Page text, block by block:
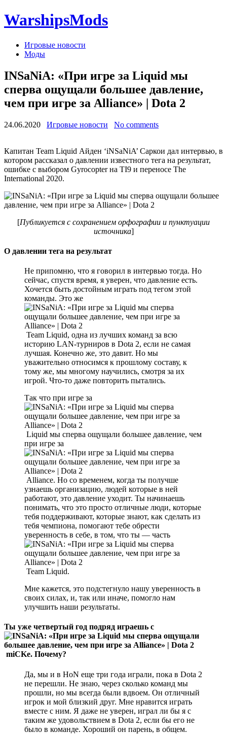
WarshipsMods
Игровые новости
Моды
INSaNiA: «При игре за Liquid мы
сперва ощущали большее давление,
чем при игре за Alliance» | Dota 2
24.06.2020 Игровые новости No comments
Капитан Team Liquid Айден ‘iNSaNiA’ Саркои дал интервью, в
котором рассказал о давлении известного тега на результат,
ошибке с выбором Gyrocopter на TI9 и переносе The
International 2020.
[Публикуется с сохранением орфографии и пунктуации
источника]
О давлении тега на результат
Не припомню, что я говорил в интервью тогда. Но
сейчас, спустя время, я уверен, что давление есть.
Хочется быть достойным играть под тегом этой
команды. Это же
Team Liquid, одна из лучших команд за всю
историю LAN-турниров в Dota 2, если не самая
лучшая. Конечно же, это давит. Но мы
уважительно относимся к прошлому составу, к
тому же, мы многому научились, смотря за их
игрой. Что-то даже повторить пытались.
Так что при игре за
Liquid мы сперва ощущали большее давление, чем
при игре за
Alliance. Но со временем, когда ты получше
узнаешь организацию, людей которые в ней
работают, это давление уходит. Ты начинаешь
понимать, что это просто отличные люди, которые
тебя поддерживают, которые знают, как сделать из
тебя чемпиона, помогают тебе обрести
уверенность в себе, в том, что ты — часть
Team Liquid.
Мне кажется, это подстегнуло нашу уверенность в
своих силах, и, так или иначе, помогло нам
улучшить наши результаты.
Ты уже четвертый год подряд играешь с
miCKe. Почему?
Да, мы и в HoN еще три года играли, пока в Dota 2
не перешли. Не знаю, через сколько команд мы
прошли, но мы всегда были вдвоем. Он отличный
игрок и мой близкий друг. Мне нравится играть
вместе с ним. Я даже не уверен, играл ли бы я с
таким же удовольствием в Dota 2, если бы его не
было в команде. Хороший он парень, в общем.